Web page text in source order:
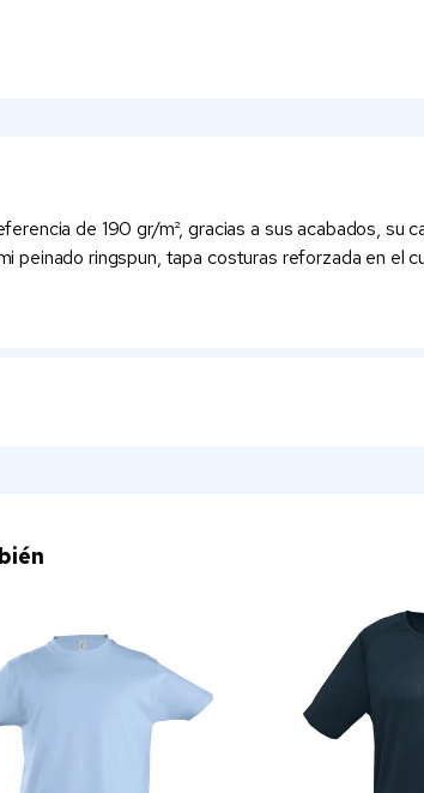
de 190 gr/m², gracias a sus acabados, su
peinado ringspun, tapa costuras reforzada en el